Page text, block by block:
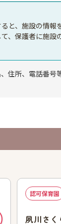
と、施設の情報
、保護者に施設
住所、電話番
認可保育園
夙川さく